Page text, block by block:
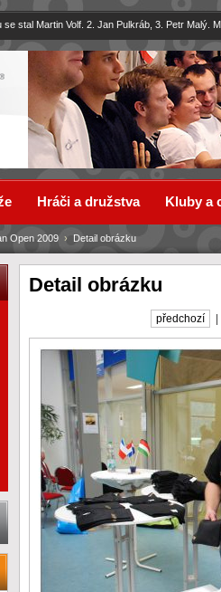
stal Martin Volf. 2. Jan Pulkráb, 3. Petr Malý.
Detail obrázku
předchozí
Open 2009 › Detail obrázku
Hráči a družstva Kluby a